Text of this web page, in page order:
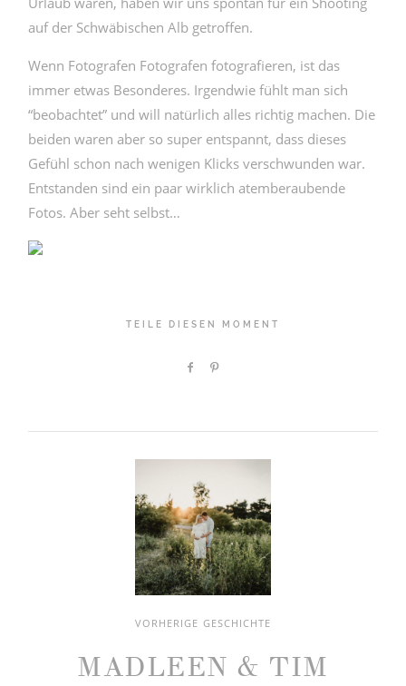
auf der Schwäbischen Alb getroffen.
Wenn Fotografen Fotografen fotografieren, ist das
immer etwas Besonderes. Irgendwie fühlt man sich
“beobachtet” und will natürlich alles richtig machen. Die
beiden waren aber so super entspannt, dass dieses
Gefühl schon nach wenigen Klicks verschwunden war.
Entstanden sind ein paar wirklich atemberaubende
Fotos. Aber seht selbst…
TEILE DIESEN MOMENT
VORHERIGE GESCHICHTE
MADLEEN & TIM
KONTAKT
© TOBIAS STEHLE 2026